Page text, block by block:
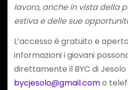
lavoro, anche in vista della
estiva e delle sue
L’accesso è gratuito e
informazioni i giovani
direttamente il BYC di
bycjesolo@gmail.como